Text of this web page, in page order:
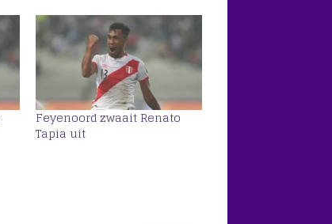
Feyenoord zwaait Renato
Tapia uit